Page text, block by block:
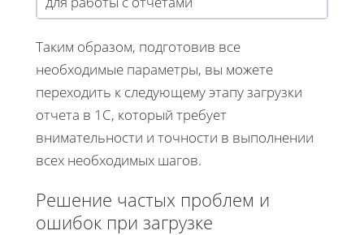
Таким образом, подготовив все
необходимые параметры, вы можете
переходить к следующему этапу загрузки
отчета в 1С, который требует
внимательности и точности в выполнении
всех необходимых шагов.
Решение частых проблем и
ошибок при загрузке